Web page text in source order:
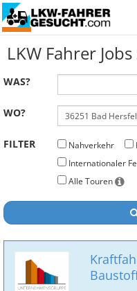
LKW Fahrer Jobs
WAS?
WO?
FILTER Nahverkehr
Internationaler
Alle Touren